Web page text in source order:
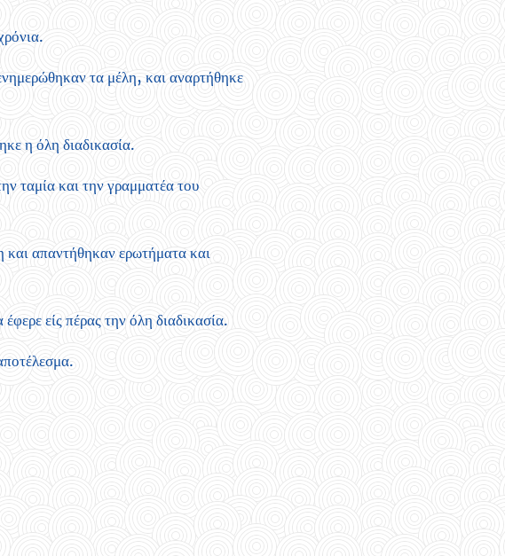
τα μέλη, και αναρτήθηκε
η όλη διαδικασία.
ταμία και την γραμματέα του
απαντήθηκαν ερωτήματα και
είς πέρας την όλη διαδικασία.